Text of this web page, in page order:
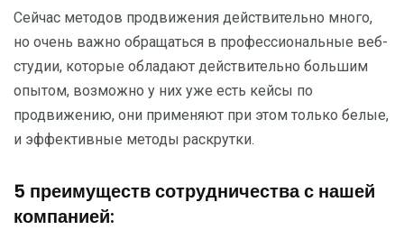
Сейчас методов продвижения действительно много,
но очень важно обращаться в профессиональные веб-
студии, которые обладают действительно большим
опытом, возможно у них уже есть кейсы по
продвижению, они применяют при этом только белые,
и эффективные методы раскрутки.
5 преимуществ сотрудничества с нашей
компанией: